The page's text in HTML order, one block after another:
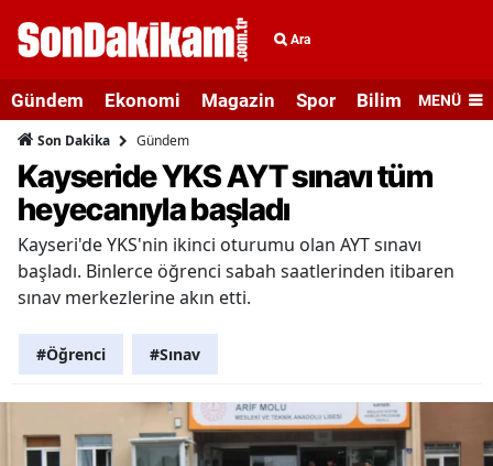
Ara
Gündem Ekonomi Magazin Spor Bilim veMENÜ
Son Dakika Gündem
Kayseride YKS AYT sınavı tüm
heyecanıyla başladı
Kayseri'de YKS'nin ikinci oturumu olan AYT sınavı
başladı. Binlerce öğrenci sabah saatlerinden itibaren
sınav merkezlerine akın etti.
#Öğrenci #Sınav